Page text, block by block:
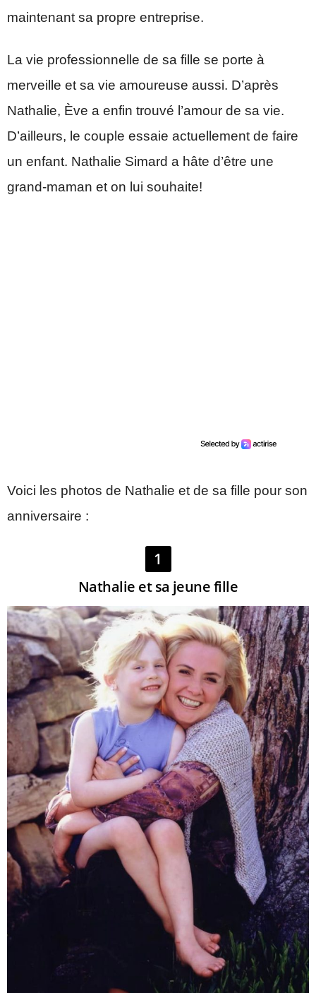
maintenant sa propre entreprise.
La vie professionnelle de sa fille se porte à
merveille et sa vie amoureuse aussi. D’après
Nathalie, Ève a enfin trouvé l’amour de sa vie.
D’ailleurs, le couple essaie actuellement de faire
un enfant. Nathalie Simard a hâte d’être une
grand-maman et on lui souhaite!
Voici les photos de Nathalie et de sa fille pour son
anniversaire :
1
Nathalie et sa jeune fille